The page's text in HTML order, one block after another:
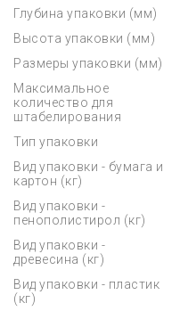
Глубина упаковки (мм)
Высота упаковки (мм)
Размеры упаковки (мм)
Максимальное
количество для
штабелирования
Тип упаковки
Вид упаковки - бумага и
картон (кг)
Вид упаковки -
пенополистирол (кг)
Вид упаковки -
древесина (кг)
Вид упаковки - пластик
(кг)